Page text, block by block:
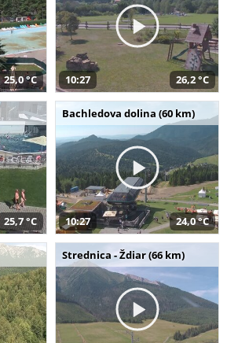
25,0 °C 10:27 26,2 °C
25,7 °C
Bachledova dolina (60 km)
10:27 24,0 °C
Strednica - Ždiar (66 km)